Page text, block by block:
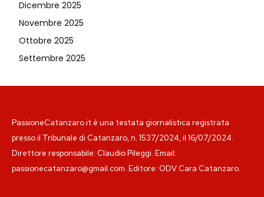
Dicembre 2025
Novembre 2025
Ottobre 2025
Settembre 2025
PassioneCatanzaro.it è una testata giornalistica registrata
presso il Tribunale di Catanzaro, n. 1537/2024, il 16/07/2024.
Direttore responsabile: Claudio Pileggi. Email:
passionecatanzaro@gmail.com. Editore: ODV Cara Catanzaro.